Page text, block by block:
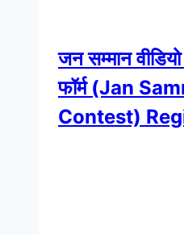
जन सम्मान
फॉर्म (Jan
Contest)